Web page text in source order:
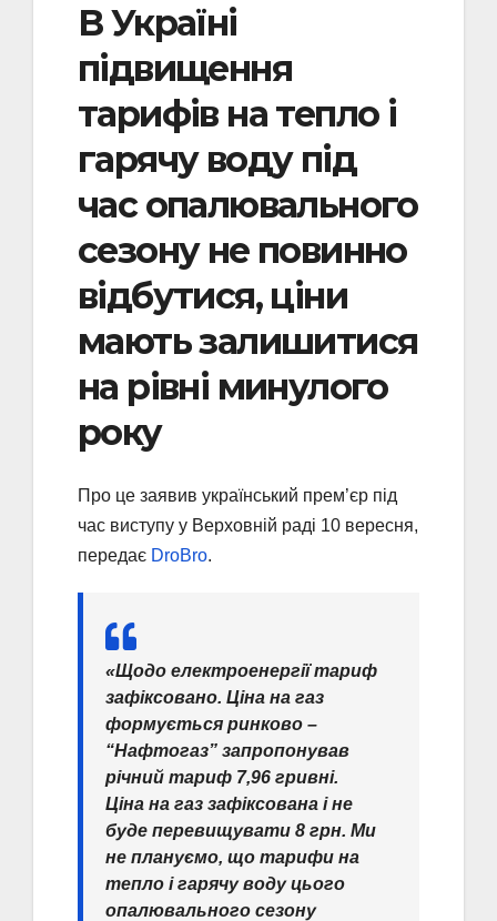
В Україні
підвищення
тарифів на тепло і
гарячу воду під
час опалювального
сезону не повинно
відбутися, ціни
мають залишитися
на рівні минулого
року
Про це заявив український прем’єр під
час виступу у Верховній раді 10 вересня,
передає DroBro.
«Щодо електроенергії тариф
зафіксовано. Ціна на газ
формується ринково –
“Нафтогаз” запропонував
річний тариф 7,96 гривні.
Ціна на газ зафіксована і не
буде перевищувати 8 грн. Ми
не плануємо, що тарифи на
тепло і гарячу воду цього
опалювального сезону